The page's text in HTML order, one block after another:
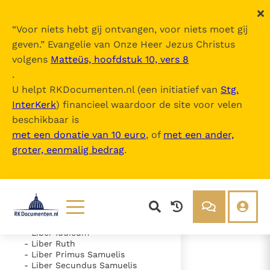
“Voor niets hebt gij ontvangen, voor niets moet gij
geven.” Evangelie van Onze Heer Jezus Christus
volgens Matteüs, hoofdstuk 10, vers 8
.
U helpt RKDocumenten.nl (een initiatief van Stg.
InterKerk) financieel waardoor de site voor velen
beschikbaar is
met een donatie van 10 euro, of met een ander,
groter, eenmalig bedrag.
Lezen
Documenten
Over ons
Nova Vulgata
Inhoudsopgave
uitklappen
- Vetus Testamentum
- Liber Exodus
- Liber Numeri
- Liber Deuteronomii
- Liber Iudicum
- Liber Ruth
- Liber Primus Samuelis
- Liber Secundus Samuelis
- Caput 46